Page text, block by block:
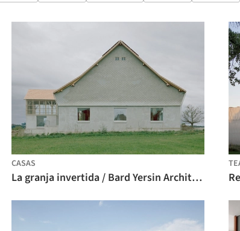
CASAS
La granja invertida / Bard Yersin Architectes